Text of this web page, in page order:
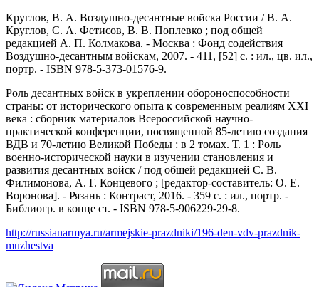
Круглов, В. А. Воздушно-десантные войска России / В. А.
Круглов, С. А. Фетисов, В. В. Поплевко ; под общей
редакцией А. П. Колмакова. - Москва : Фонд содействия
Воздушно-десантным войскам, 2007. - 411, [52] с. : ил., цв. ил.,
портр. - ISBN 978-5-373-01576-9.
Роль десантных войск в укреплении обороноспособности
страны: от исторического опыта к современным реалиям XXI
века : сборник материалов Всероссийской научно-
практической конференции, посвященной 85-летию создания
ВДВ и 70-летию Великой Победы : в 2 томах. Т. 1 : Роль
военно-исторической науки в изучении становления и
развития десантных войск / под общей редакцией С. В.
Филимонова, А. Г. Концевого ; [редактор-составитель: О. Е.
Воронова]. - Рязань : Контраст, 2016. - 359 с. : ил., портр. -
Библиогр. в конце ст. - ISBN 978-5-906229-29-8.
http://russianarmya.ru/armejskie-prazdniki/196-den-vdv-prazdnik-
muzhestva